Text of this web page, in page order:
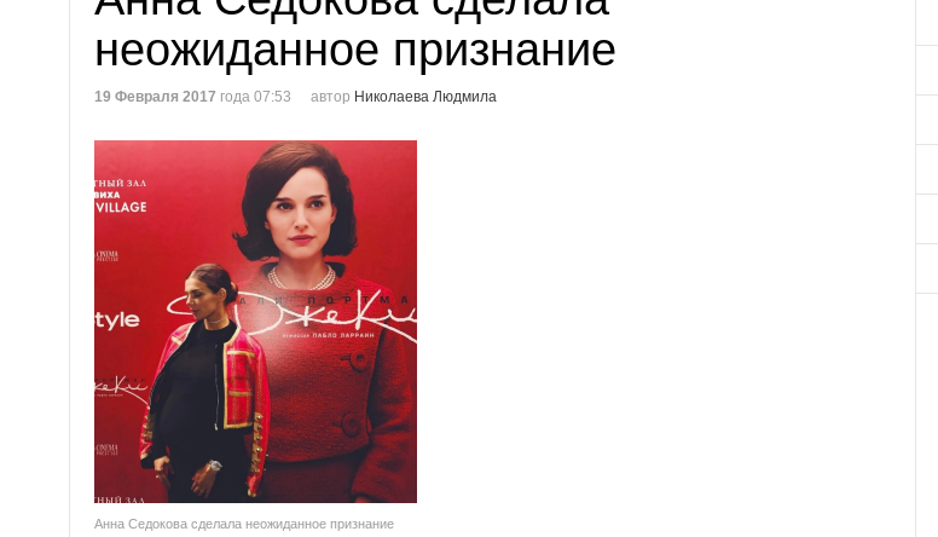
неожиданное признание
19 Февраля 2017 года 07:53 автор Николаева Людмила
Анна Седокова сделала неожиданное признание